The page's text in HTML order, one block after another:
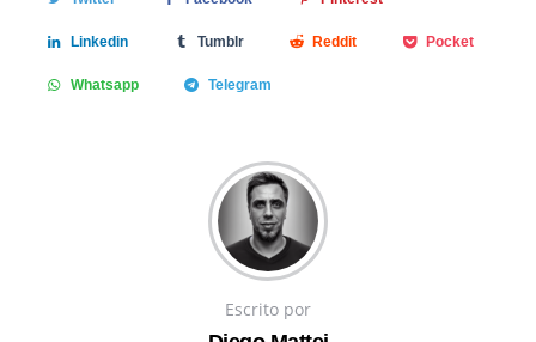
Linkedin Tumblr Reddit Pocket
Whatsapp Telegram
Escrito por